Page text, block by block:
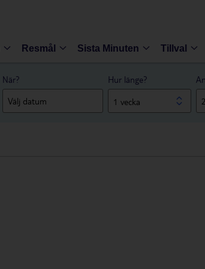
Resmål Sista Minuten Tillval
När? Hur länge?
1 vecka